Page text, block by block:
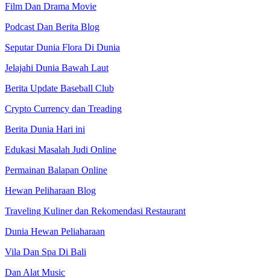
Film Dan Drama Movie
Podcast Dan Berita Blog
Seputar Dunia Flora Di Dunia
Jelajahi Dunia Bawah Laut
Berita Update Baseball Club
Crypto Currency dan Treading
Berita Dunia Hari ini
Edukasi Masalah Judi Online
Permainan Balapan Online
Hewan Peliharaan Blog
Traveling Kuliner dan Rekomendasi Restaurant
Dunia Hewan Peliaharaan
Vila Dan Spa Di Bali
Dan Alat Music